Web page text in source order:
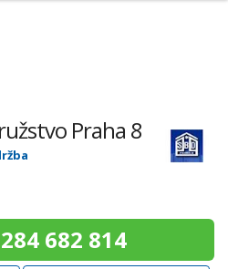
Praha 8
682 814